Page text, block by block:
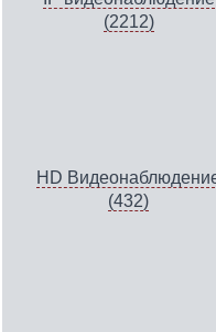
(2212)
HD
(432)